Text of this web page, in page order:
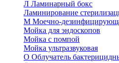
Л Ламинарный бокс
Ламинирование
М Моечно-
Мойка для эндоскопов
Мойка с помпой
Мойка ультразвуковая
О Облучатель